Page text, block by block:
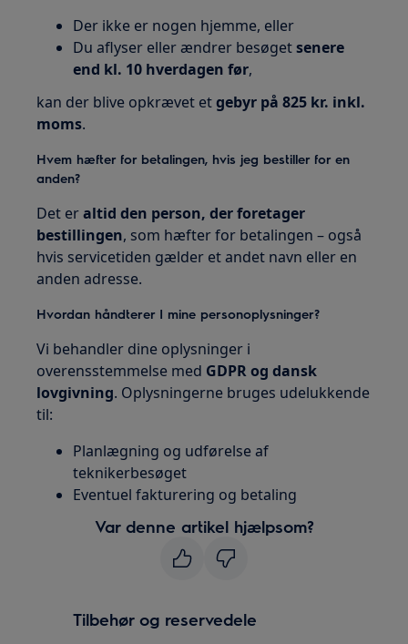
Der ikke er nogen hjemme, eller
Du aflyser eller ændrer besøgetsenere
end kl. 10 hverdagen før,
kan der blive opkrævet etgebyr på 825 kr. inkl.
moms.
Hvem hæfter for betalingen, hvis jeg bestiller for en
anden?
Det eraltid den person, der foretager
bestillingen, som hæfter for betalingen – også
hvis servicetiden gælder et andet navn eller en
anden adresse.
Hvordan håndterer I mine personoplysninger?
Vi behandler dine oplysninger i
overensstemmelse med GDPR og dansk
lovgivning. Oplysningerne bruges udelukkende
til:
Planlægning og udførelse af
teknikerbesøget
Eventuel fakturering og betaling
Var denne artikel hjælpsom?
Tilbehør og reservedele